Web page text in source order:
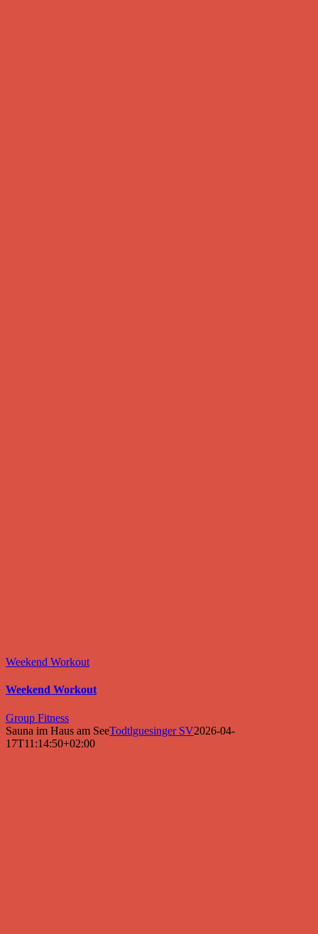
Weekend Workout
Weekend Workout
Group Fitness
Sauna im Haus am SeeTodtlguesinger SV2026-04-
17T11:14:50+02:00